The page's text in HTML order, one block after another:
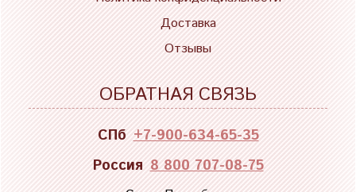
Доставка
Отзывы
ОБРАТНАЯ СВЯЗЬ
СПб +7-900-634-65-35
Россия 8 800 707-08-75